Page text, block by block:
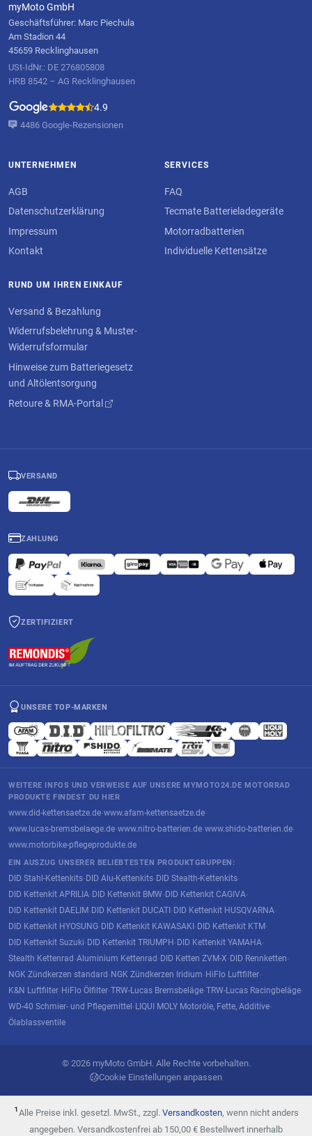
myMoto GmbH
Geschäftsführer: Marc Piechula
Am Stadion 44
45659 Recklinghausen
USt-IdNr.: DE 276805808
HRB 8542 – AG Recklinghausen
4.9
4486 Google-Rezensionen
UNTERNEHMEN
AGB
Datenschutzerklärung
Impressum
Kontakt
SERVICES
FAQ
Tecmate Batterieladegeräte
Motorradbatterien
Individuelle Kettensätze
RUND UM IHREN EINKAUF
Versand & Bezahlung
Widerrufsbelehrung & Muster-
Widerrufsformular
Hinweise zum Batteriegesetz
und Altölentsorgung
Retoure & RMA-Portal
VERSAND
ZAHLUNG
ZERTIFIZIERT
UNSERE TOP-MARKEN
WEITERE INFOS UND VERWEISE AUF UNSERE MYMOTO24.DE MOTORRAD
PRODUKTE FINDEST DU HIER
www.did-kettensaetze.de·www.afam-kettensaetze.de·
www.lucas-bremsbelaege.de·www.nitro-batterien.de·www.shido-batterien.de·
www.motorbike-pflegeprodukte.de
EIN AUSZUG UNSERER BELIEBTESTEN PRODUKTGRUPPEN:
DID Stahl-Kettenkits· DID Alu-Kettenkits· DID Stealth-Kettenkits·
DID Kettenkit APRILIA· DID Kettenkit BMW· DID Kettenkit CAGIVA·
DID Kettenkit DAELIM· DID Kettenkit DUCATI· DID Kettenkit HUSQVARNA·
DID Kettenkit HYOSUNG· DID Kettenkit KAWASAKI· DID Kettenkit KTM·
DID Kettenkit Suzuki· DID Kettenkit TRIUMPH· DID Kettenkit YAMAHA·
Stealth Kettenrad·Aluminium Kettenrad· DID Ketten ZVM-X· DID Rennketten·
NGK Zündkerzen standard· NGK Zündkerzen Iridium· HiFlo Luftfilter·
K&N Luftfilter· HiFlo Ölfilter·TRW-Lucas Bremsbeläge·TRW-Lucas Racingbeläge·
WD-40 Schmier- und Pflegemittel· LIQUI MOLY Motoröle, Fette, Additive·
Ölablassventile
© 2026 myMoto GmbH. Alle Rechte vorbehalten.
Cookie Einstellungen anpassen
¹Alle Preise inkl. gesetzl. MwSt., zzgl. Versandkosten, wenn nicht anders
angegeben. Versandkostenfrei ab 150,00 € Bestellwert innerhalb